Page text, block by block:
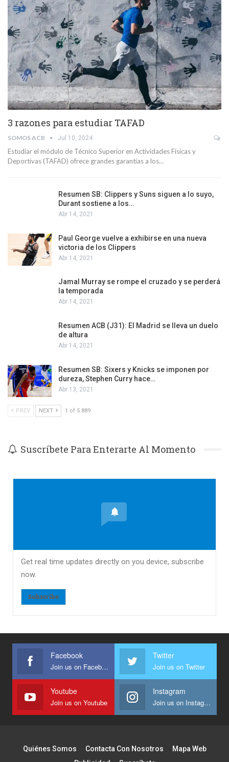
3 razones para estudiar TAFAD
SOMOS ACB Jul 10, 2024
Estudiar el módulo de Técnico Superior en Actividades Físicas y
Deportivas (TAFAD) ofrece grandes garantías a los…
Resumen SB: Clippers y Suns siguen a lo suyo,
Durant sostiene a los…
Abr 14, 2021
Paul George vuelve a exhibirse en una nueva
victoria de los Clippers
Abr 14, 2021
Jamal Murray se rompe el cruzado y se perderá
la temporada
Abr 14, 2021
Resumen ACB (J31): El Madrid se lleva un duelo
de altura
Abr 14, 2021
Resumen SB: Sixers y Knicks se imponen por
dureza, Stephen Curry hace…
Abr 13, 2021
PREV NEXT 1 of 5.889
Suscríbete Para Enterarte Al Momento
Get real time updates directly on you device, subscribe
now.
Subscribe
Facebook
Join us on Facebook
Twitter
Join us on Twitter
Youtube
Join us on Youtube
Instagram
Join us on Instagram
Quiénes Somos Contacta Con Nosotros
Mapa Web